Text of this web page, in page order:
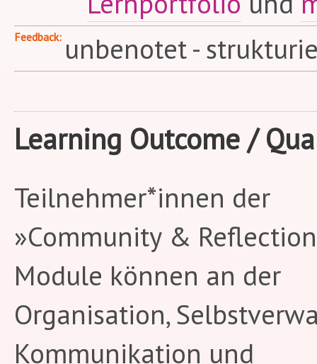
Feedback unbenotet -
Learning Outcome /
Teilnehmer*innen der
»Community &
Module können an der
Organisation,
Kommunikation und